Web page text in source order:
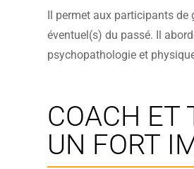
Il permet aux participants de
éventuel(s) du passé. Il
psychopathologie et
COACH ET
UN FORT